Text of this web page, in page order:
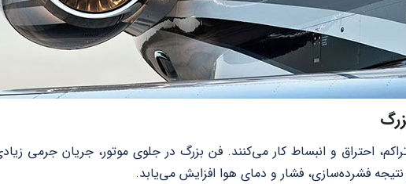
احتراق و انبساط کار می‌کنند. فن بزرگ در جلوی موتور، جریان جرمی
فشرده‌سازی، فشار و دمای هوا افزایش می‌یابد.